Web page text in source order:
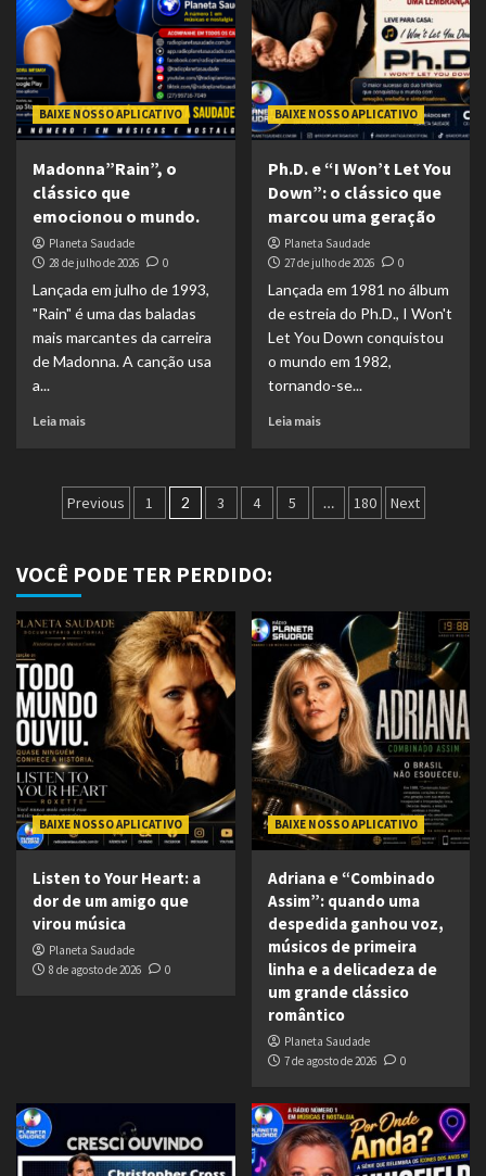
BAIXE NOSSO APLICATIVO
Madonna”Rain”, o
clássico que
emocionou o mundo.
Planeta Saudade
28 de julho de 2026
0
Lançada em julho de 1993,
"Rain" é uma das baladas
mais marcantes da carreira
de Madonna. A canção usa
a...
Leia mais
BAIXE NOSSO APLICATIVO
Ph.D. e “I Won’t Let You
Down”: o clássico que
marcou uma geração
Planeta Saudade
27 de julho de 2026
0
Lançada em 1981 no álbum
de estreia do Ph.D., I Won't
Let You Down conquistou
o mundo em 1982,
tornando-se...
Leia mais
Paginação
posts
Previous 1 2 3 4 5 … 180 Next
VOCÊ PODE TER PERDIDO:
BAIXE NOSSO APLICATIVO
Listen to Your Heart: a
dor de um amigo que
virou música
Planeta Saudade
8 de agosto de 2026
0
BAIXE NOSSO APLICATIVO
Adriana e “Combinado
Assim”: quando uma
despedida ganhou voz,
músicos de primeira
linha e a delicadeza de
um grande clássico
romântico
Planeta Saudade
7 de agosto de 2026
0